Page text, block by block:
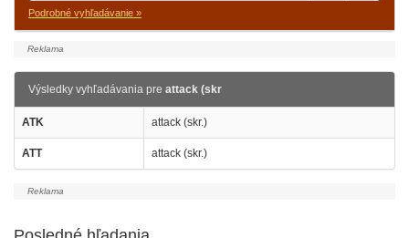
Podrobné vyhľadávanie »
Výsledky vyhľadávania pre attack (skr
ATK attack (skr.)
ATT attack (skr.)